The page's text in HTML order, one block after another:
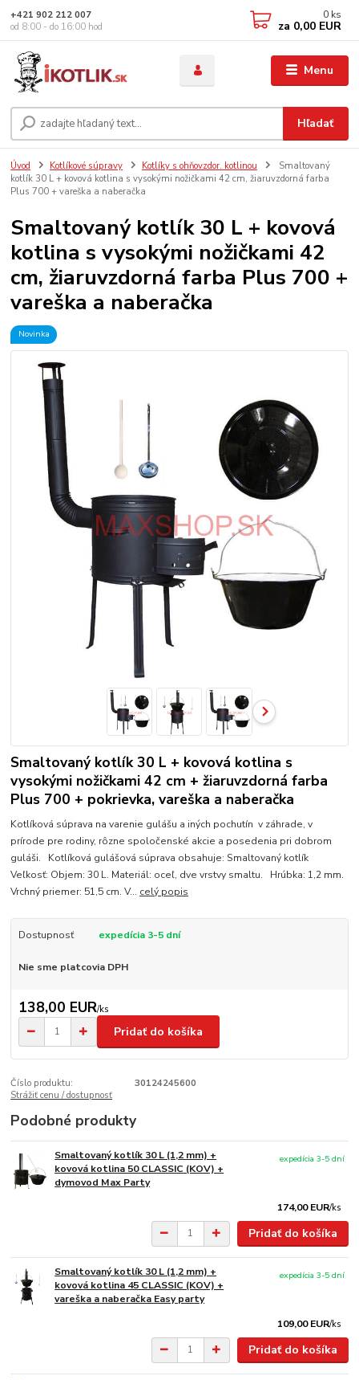
Menu
Hľadať
+421 902 212 007
od 8:00 - do 16:00 hod
0 ks
za 0,00 EUR
Úvod Kotlíkové súpravy Kotlíky s ohňovzdor. kotlinou
Smaltovaný
kotlík 30 L + kovová kotlina s vysokými nožičkami 42 cm, žiaruvzdorná farba
Plus 700 + vareška a naberačka
Smaltovaný kotlík 30 L + kovová
kotlina s vysokými nožičkami 42
cm, žiaruvzdorná farba Plus 700 +
vareška a naberačka
Novinka
Smaltovaný kotlík 30 L + kovová kotlina s
vysokými nožičkami 42 cm + žiaruvzdorná farba
Plus 700 + pokrievka, vareška a naberačka
Kotlíková súprava na varenie gulášu a iných pochutín v záhrade, v
prírode pre rodiny, rôzne spoločenské akcie a posedenia pri dobrom
guláši. Kotlíková gulášová súprava obsahuje: Smaltovaný kotlík
Veľkosť: Objem: 30 L. Materiál: oceľ, dve vrstvy smaltu. Hrúbka: 1,2 mm.
Vrchný priemer: 51,5 cm. V... celý popis
Dostupnosť expedícia 3-5 dní
Nie sme platcovia DPH
138,00 EUR/ks
Pridať do košíka
Číslo produktu:
30124245600
Strážiť cenu / dostupnosť
Podobné produkty
Smaltovaný kotlík 30 L (1,2 mm) +
kovová kotlina 50 CLASSIC (KOV) +
dymovod Max Party
174,00 EUR/ks
expedícia 3-5 dní
Pridať do košíka
Smaltovaný kotlík 30 L (1,2 mm) +
kovová kotlina 45 CLASSIC (KOV) +
vareška a naberačka Easy party
109,00 EUR/ks
expedícia 3-5 dní
Pridať do košíka